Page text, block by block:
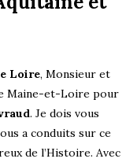
Loire, Monsieur et
Maine-et-Loire pour
. Je dois vous
a conduits sur ce
de l’Histoire. Avec